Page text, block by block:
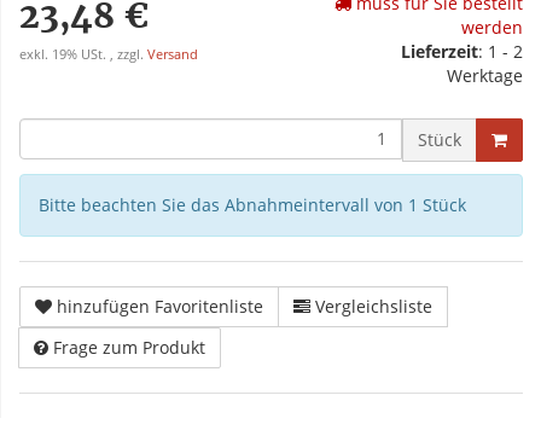
23,48 €
exkl. 19% USt. , zzgl. Versand
werden
Lieferzeit: 1 - 2
Werktage
Stück
Bitte beachten Sie das Abnahmeintervall von 1 Stück
hinzufügen Favoritenliste
Vergleichsliste
Frage zum Produkt